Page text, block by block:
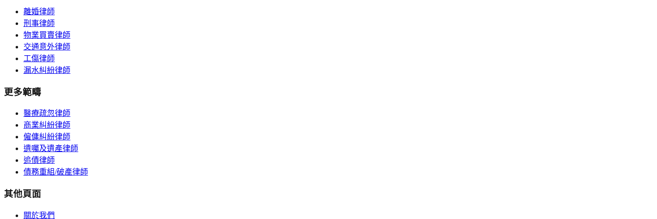
離婚律師
刑事律師
物業買賣律師
交通意外律師
工傷律師
漏水糾紛律師
更多範疇
醫療疏忽律師
商業糾紛律師
僱傭糾紛律師
遺囑及遺產律師
追債律師
債務重組/破產律師
其他頁面
關於我們